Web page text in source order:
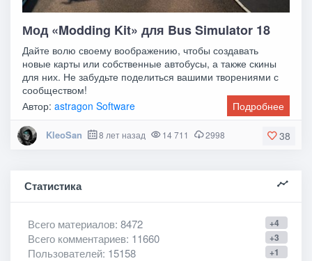
Мод «Modding Kit» для Bus Simulator 18
Дайте волю своему воображению, чтобы создавать
новые карты или собственные автобусы, а также скины
для них. Не забудьте поделиться вашими творениями с
сообществом!
Автор:astragon Software Подробнее
38
KleoSan 8 лет назад 14 711 2998
Статистика
+4
Всего материалов: 8472
+3
Всего комментариев: 11660
+1
Пользователей: 15158